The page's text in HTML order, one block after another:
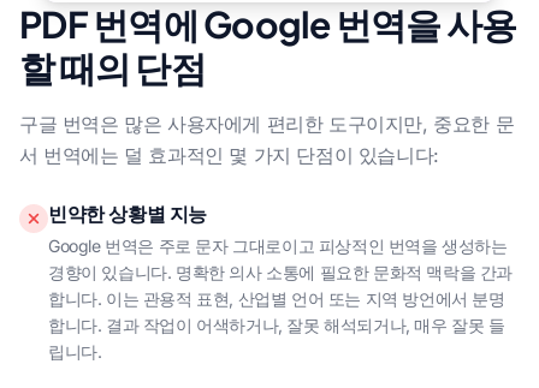
PDF 번역에 Google 번역을 사용
할 때의 단점
구글 번역은 많은 사용자에게 편리한 도구이지만, 중요한 문
서 번역에는 덜 효과적인 몇 가지 단점이 있습니다:
빈약한 상황별 지능
Google 번역은 주로 문자 그대로이고 피상적인 번역을 생성하는
경향이 있습니다. 명확한 의사 소통에 필요한 문화적 맥락을 간과
합니다. 이는 관용적 표현, 산업별 언어 또는 지역 방언에서 분명
합니다. 결과 작업이 어색하거나, 잘못 해석되거나, 매우 잘못 들
립니다.